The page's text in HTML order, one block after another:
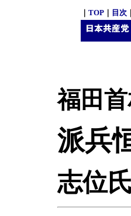
TOP｜ 目次｜
福田首
派兵
志位